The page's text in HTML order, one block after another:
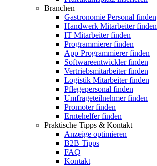
Branchen
Gastronomie Personal finden
Handwerk Mitarbeiter finden
IT Mitarbeiter finden
Programmierer finden
App Programmierer finden
Softwareentwickler finden
Vertriebsmitarbeiter finden
Logistik Mitarbeiter finden
Pflegepersonal finden
Umfrageteilnehmer finden
Promoter finden
Erntehelfer finden
Praktische Tipps & Kontakt
Anzeige optimieren
B2B Tipps
FAQ
Kontakt